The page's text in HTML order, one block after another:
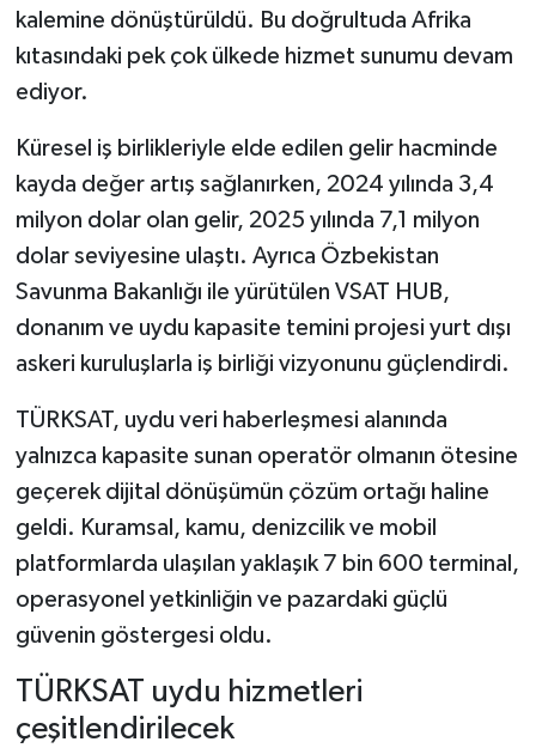
kalemine dönüştürüldü. Bu doğrultuda Afrika
kıtasındaki pek çok ülkede hizmet sunumu devam
ediyor.
Küresel iş birlikleriyle elde edilen gelir hacminde
kayda değer artış sağlanırken, 2024 yılında 3,4
milyon dolar olan gelir, 2025 yılında 7,1 milyon
dolar seviyesine ulaştı. Ayrıca Özbekistan
Savunma Bakanlığı ile yürütülen VSAT HUB,
donanım ve uydu kapasite temini projesi yurt dışı
askeri kuruluşlarla iş birliği vizyonunu güçlendirdi.
TÜRKSAT, uydu veri haberleşmesi alanında
yalnızca kapasite sunan operatör olmanın ötesine
geçerek dijital dönüşümün çözüm ortağı haline
geldi. Kuramsal, kamu, denizcilik ve mobil
platformlarda ulaşılan yaklaşık 7 bin 600 terminal,
operasyonel yetkinliğin ve pazardaki güçlü
güvenin göstergesi oldu.
TÜRKSAT uydu hizmetleri
çeşitlendirilecek